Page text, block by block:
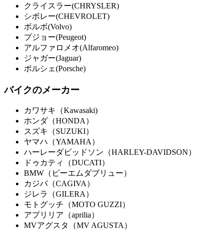
クライスラー(CHRYSLER)
シボレー(CHEVROLET)
ボルボ(Volvo)
プジョー(Peugeot)
アルファロメオ(Alfaromeo)
ジャガー(Jaguar)
ポルシェ(Porsche)
バイクのメーカー
カワサキ（Kawasaki)
ホンダ（HONDA）
スズキ（SUZUKI）
ヤマハ（YAMAHA）
ハーレーダビッドソン（HARLEY-DAVIDSON）
ドゥカティ（DUCATI）
BMW（ビーエムダブリュー）
カジバ（CAGIVA）
ジレラ（GILERA）
モトグッチ（MOTO GUZZI）
アプリリア（aprilia）
MVアグスタ（MV AGUSTA）